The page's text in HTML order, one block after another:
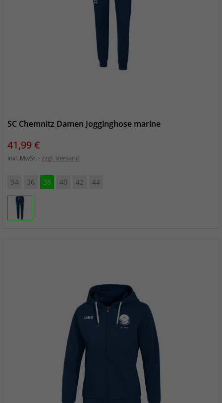
SC Chemnitz Damen Jogginghose marine
Preis
41,99 €
inkl. MwSt. zzgl. Versand
34 36 38 40 42 44